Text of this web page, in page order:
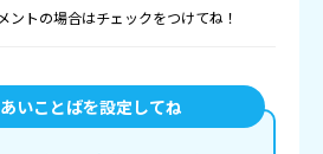
トの場合はチェックをつけてね！
いことばを設定してね